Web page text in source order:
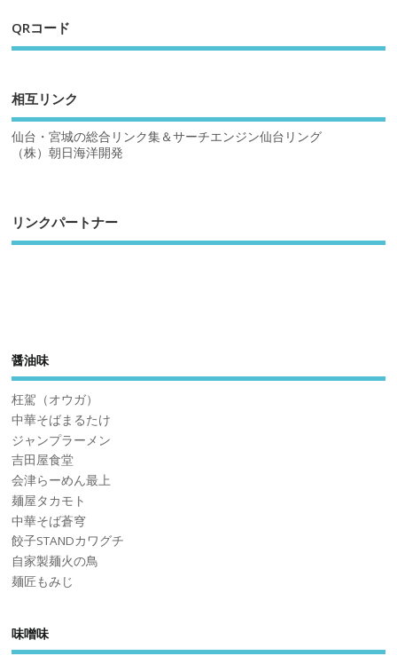
QRコード
相互リンク
仙台・宮城の総合リンク集＆サーチエンジン仙台リング
（株）朝日海洋開発
リンクパートナー
醤油味
枉駕（オウガ）
中華そばまるたけ
ジャンプラーメン
吉田屋食堂
会津らーめん最上
麺屋タカモト
中華そば蒼穹
餃子STANDカワグチ
自家製麺火の鳥
麺匠もみじ
味噌味